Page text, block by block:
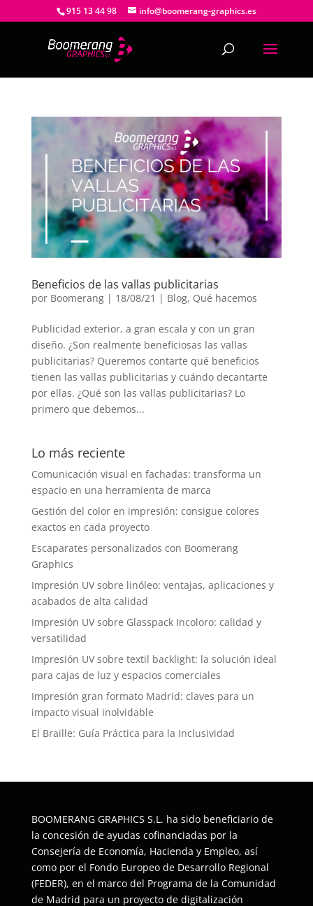
915 13 44 98 info@boomerang-graphics.es
Beneficios de las vallas publicitarias
por Boomerang| 18/08/21 | Blog, Qué hacemos
Publicidad exterior, a gran escala y con un gran
diseño. ¿Son realmente beneficiosas las vallas
publicitarias? Queremos contarte qué beneficios
tienen las vallas publicitarias y cuándo decantarte
por ellas. ¿Qué son las vallas publicitarias? Lo
primero que debemos...
Lo más reciente
Comunicación visual en fachadas: transforma un
espacio en una herramienta de marca
Gestión del color en impresión: consigue colores
exactos en cada proyecto
Escaparates personalizados con Boomerang
Graphics
Impresión UV sobre linóleo: ventajas, aplicaciones y
acabados de alta calidad
Impresión UV sobre Glasspack Incoloro: calidad y
versatilidad
Impresión UV sobre textil backlight: la solución ideal
para cajas de luz y espacios comerciales
Impresión gran formato Madrid: claves para un
impacto visual inolvidable
El Braille: Guía Práctica para la Inclusividad
BOOMERANG GRAPHICS S.L. ha sido beneficiario de
la concesión de ayudas cofinanciadas por la
Consejería de Economía, Hacienda y Empleo, así
como por el Fondo Europeo de Desarrollo Regional
(FEDER), en el marco del Programa de la Comunidad
de Madrid para un proyecto de digitalización